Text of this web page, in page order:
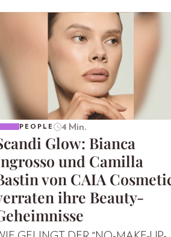
PEOPLE 4 Min.
Glow: Bianca
und Camilla
von CAIA
ihre Beauty-